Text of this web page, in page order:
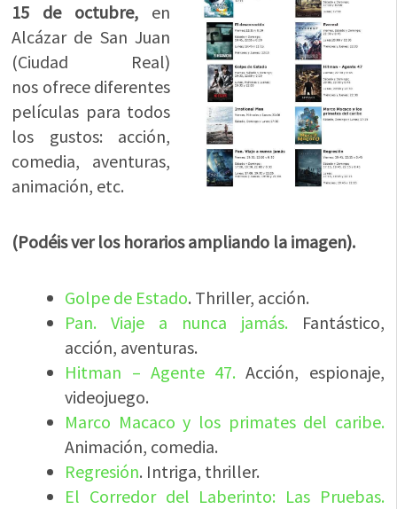
15 de octubre,en
Alcázar de San Juan
(Ciudad Real)
nos ofrece diferentes
películas para todos
los gustos: acción,
comedia, aventuras,
animación, etc.
(Podéis ver los horarios ampliando la imagen).
Golpe de Estado. Thriller, acción.
Pan. Viaje a nunca jamás. Fantástico,
acción, aventuras.
Hitman – Agente 47.Acción, espionaje,
videojuego.
Marco Macaco y los primates del caribe.
Animación, comedia.
Regresión. Intriga, thriller.
El Corredor del Laberinto: Las Pruebas.